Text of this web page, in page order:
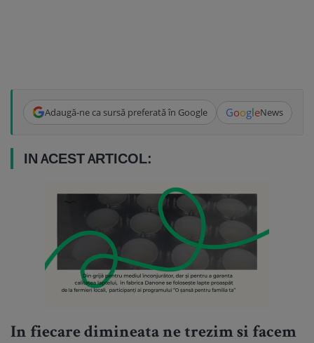
Adaugă-ne ca sursă preferată în Google GoogleNews
IN ACEST ARTICOL:
In fiecare dimineata ne trezim si facem